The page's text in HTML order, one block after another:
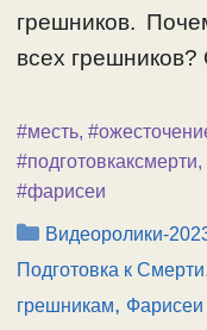
грешников.
всех
#месть,
#подготовкаксмерти,
#фарисеи
Рубрики
Видеоролики-
Подготовка к Смерти
грешникам, Фарисеи